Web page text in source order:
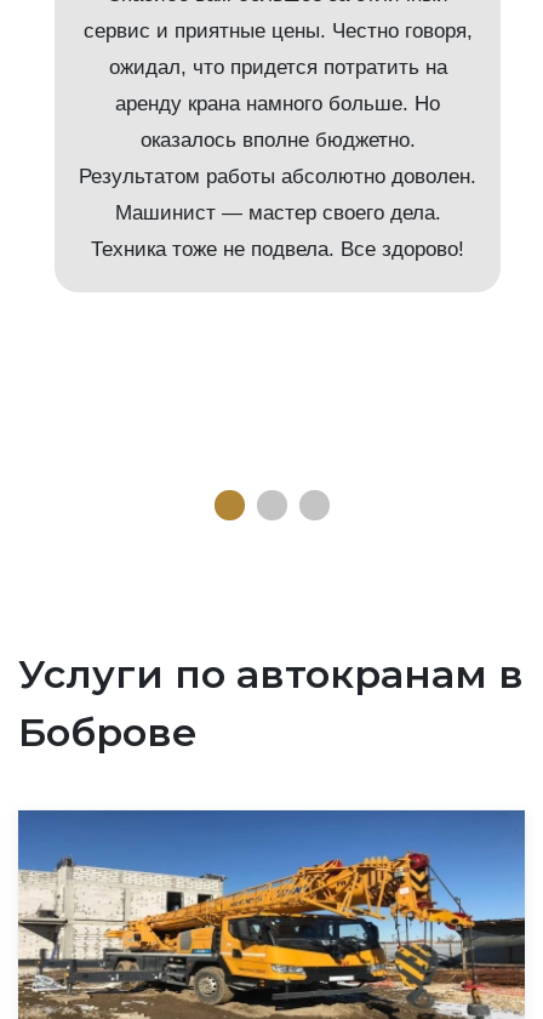
сервис и приятные цены. Честно говоря,
ожидал, что придется потратить на
аренду крана намного больше. Но
оказалось вполне бюджетно.
Результатом работы абсолютно доволен.
Машинист — мастер своего дела.
Техника тоже не подвела. Все здорово!
Услуги по автокранам в
Боброве